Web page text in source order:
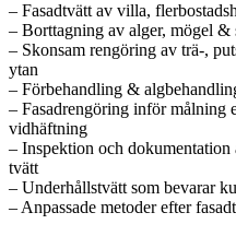
– Fasadtvätt av villa,
– Borttagning av alger, mögel &
– Skonsam rengöring av trä-,
ytan
– Förbehandling &
– Fasadrengöring inför målning
vidhäftning
– Inspektion och dokumentation
tvätt
– Underhållstvätt som bevarar
– Anpassade metoder efter